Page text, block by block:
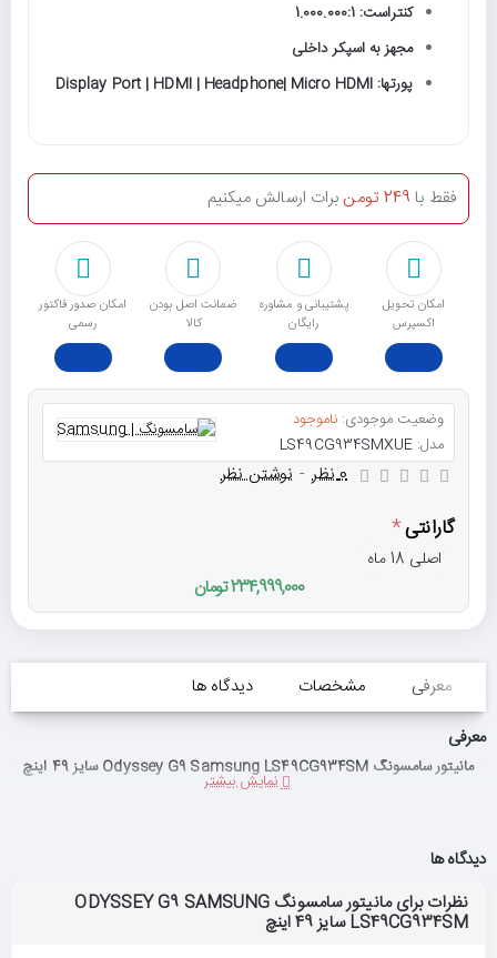
کنتراست: 1.000.000:1
مجهز به اسپکر داخلی
پورتها: Display Port | HDMI | Headphone| Micro HDMI
امکان تحویل
اکسپرس
پشتیبانی و مشاوره
رایگان
ﺿﻤﺎﻧﺖ اﺻﻞ ﺑﻮدن
ﮐﺎﻟﺎ
امکان صدور فاکتور
رسمی
فقط با 249 تومن برات ارسالش میکنیم
وضعیت موجودی: ناموجود
مدل: LS49CG934SMXUE
0 نظر - نوشتن نظر
گارانتی
اصلی 18 ماه
234,999,000 تومان
معرفی مشخصات
دیدگاه ها
معرفی
مانیتور سامسونگ Odyssey G9 Samsung LS49CG934SM سایز 49 اینچ
دیدگاه ها
نظرات برای مانیتور سامسونگ ODYSSEY G9 SAMSUNG
LS49CG934SM سایز 49 اینچ